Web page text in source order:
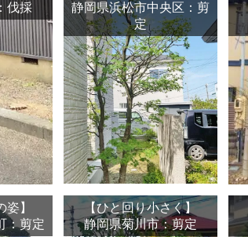
伐採
静岡県浜松市中央区：剪
定
姿】
：剪定
【ひと回り小さく】
静岡県菊川市：剪定